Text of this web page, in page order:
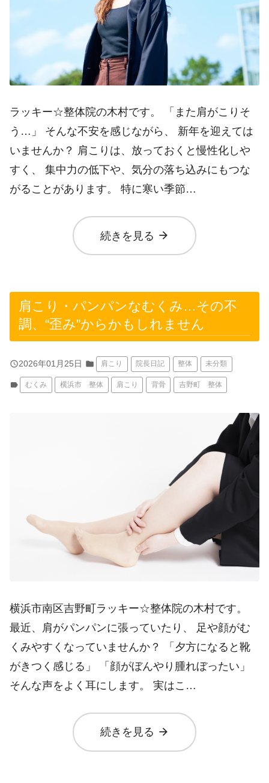
ラッキー☆整体院の木村です。 「また肩がこりそ
う…」 そんな不安を感じながら、 新年を迎えては
いませんか？ 肩こりは、放っておくと慢性化しや
すく、 集中力の低下や、気分の落ち込みにもつな
がることがあります。 特に寒い季節…
続きを見る arrow_forward
肩こり・パンパンなむくみ…その不
調、“歪み”からかもしれません
query_builder2026年01月25日 folder 肩こり 院長日記 整体 未分類
label むくみ 横浜市 整体 肩こり 背骨 吉野町 整体
横浜市南区吉野町ラッキー☆整体院の木村です。
最近、肩がパンパンに張っていたり、 足や顔がむ
くみやすくなっていませんか？ 「夕方になると靴
がきつく感じる」 「顔がぼんやり腫れぼったい」
そんな声をよく耳にします。 実はこ…
続きを見る arrow_forward